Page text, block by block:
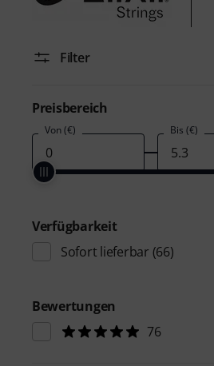
Filter
Preisbereich
Von (€) Bis (€)
Verfügbarkeit
Sofort lieferbar (66)
Bewertungen
76